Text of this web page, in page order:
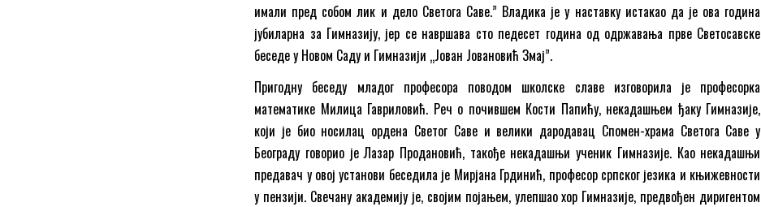
имали пред собом лик и дело Светога Саве.” Владика је у наставку истакао да је ова година
јубиларна за Гимназију, јер се навршава сто педесет година од одржавања прве Светосавске
беседе у Новом Саду и Гимназији „Јован Јовановић Змај”.
Пригодну беседу младог професора поводом школске славе изговорила је професорка
математике Милица Гавриловић. Реч о почившем Кости Папићу, некадашњем ђаку Гимназије,
који је био носилац ордена Светог Саве и велики дародавац Спомен-храма Светога Саве у
Београду говорио је Лазар Продановић, такође некадашњи ученик Гимназије. Као некадашњи
предавач у овој установи беседила је Мирјана Грдинић, професор српског језика и књижевности
у пензији. Свечану академију је, својим појањем, улепшао хор Гимназије, предвођен диригентом